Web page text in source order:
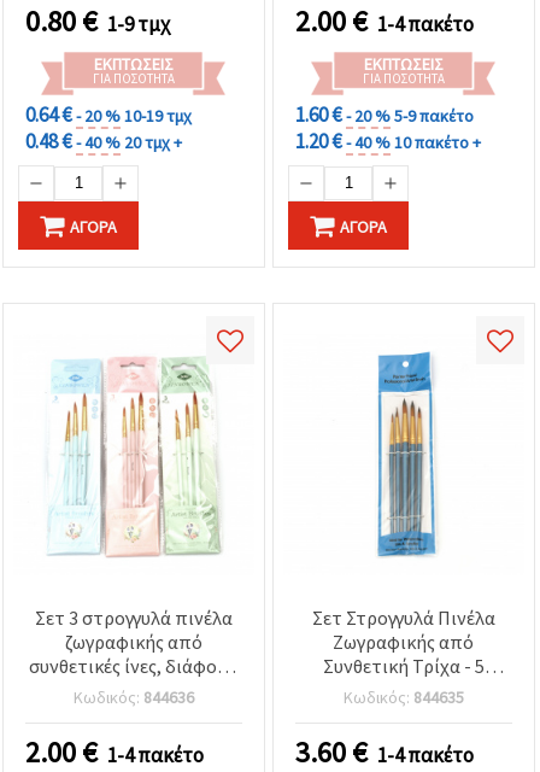
0.80€ 1-9 τμχ
ΕΚΠΤΏΣΕΙΣ
ΓΙΑ ΠΟΣΌΤΗΤΑ
0.64 €- 20 %10-19 τμχ
0.48 €- 40 % 20 τμχ +
ΑΓΟΡΆ
2.00€ 1-4 πακέτο
ΕΚΠΤΏΣΕΙΣ
ΓΙΑ ΠΟΣΌΤΗΤΑ
1.60 €- 20 %5-9 πακέτο
1.20 €- 40 %10 πακέτο +
ΑΓΟΡΆ
Σετ 3 στρογγυλά πινέλα
ζωγραφικής από
συνθετικές ίνες, διάφορα
μεγέθη
Κωδικός: 844636
2.00€ 1-4 πακέτο
Σετ Στρογγυλά Πινέλα
Ζωγραφικής από
Συνθετική Τρίχα - 5
Τεμάχια
Κωδικός: 844635
3.60€ 1-4 πακέτο